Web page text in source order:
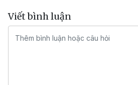
Viết bình luận